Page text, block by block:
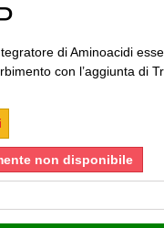
di Aminoacidi
con l’aggiunta di
non disponibile